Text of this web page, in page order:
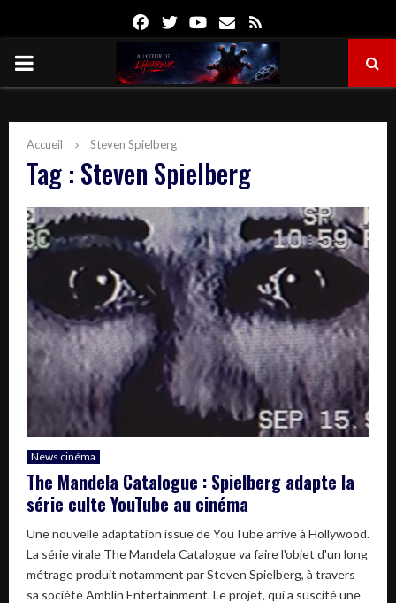
FacebookTwitterYoutube
Email
PRIMARY
Accueil Steven Spielberg
Tag : Steven Spielberg
News cinéma
The Mandela Catalogue : Spielberg adapte la
série culte YouTube au cinéma
Une nouvelle adaptation issue de YouTube arrive à Hollywood.
La série virale The Mandela Catalogue va faire l'objet d'un long
métrage produit notamment par Steven Spielberg, à travers
sa société Amblin Entertainment. Le projet, qui a suscité une